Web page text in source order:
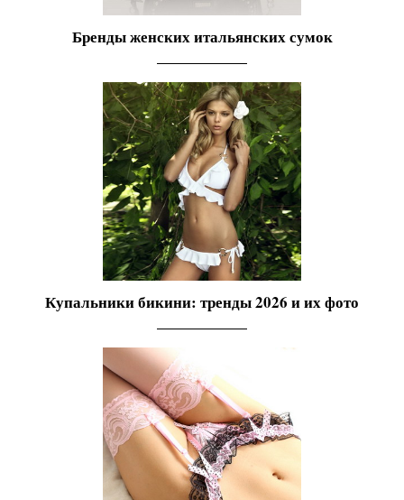
Бренды женских итальянских сумок
Купальники бикини: тренды 2026 и их фото